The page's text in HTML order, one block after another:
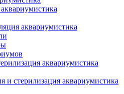
аквариумистика
аквариумистика
и стерилизация аквариумистика